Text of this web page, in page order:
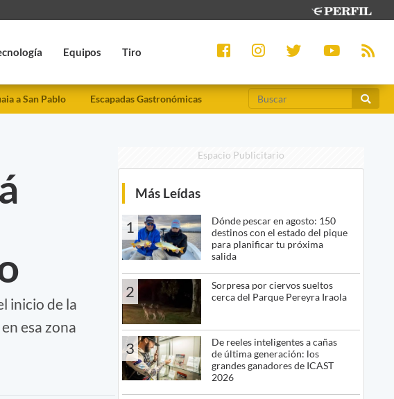
Equipos Tiro
a San Pablo Escapadas Gastronómicas
inicio de la
esa zona
Espacio Publicitario
Más Leídas
1
Dónde pescar en agosto: 150
destinos con el estado del pique
para planificar tu próxima
salida
2
Sorpresa por ciervos sueltos
cerca del Parque Pereyra Iraola
3
De reeles inteligentes a cañas
de última generación: los
grandes ganadores de ICAST
2026